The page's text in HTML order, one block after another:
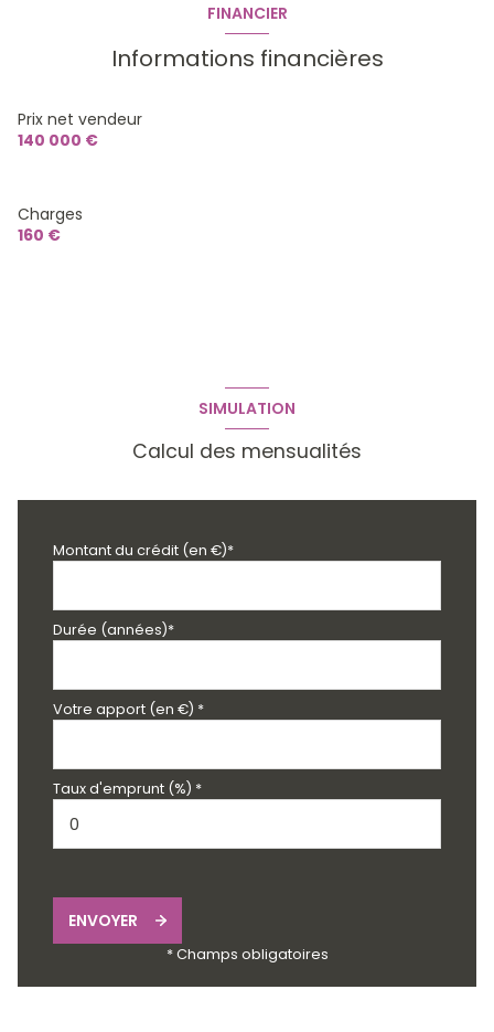
FINANCIER
Informations financières
Prix net vendeur
140 000 €
Charges
160 €
SIMULATION
Calcul des mensualités
Montant du crédit (en €)*
Durée (années)*
Votre apport (en €) *
Taux d'emprunt (%) *
ENVOYER
* Champs obligatoires